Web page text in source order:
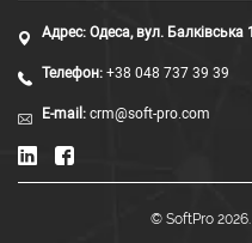
Адрес: Одеса, вул.
Телефон: +38 048 737 39 39
E-mail: crm@soft-pro.com
© SoftPro